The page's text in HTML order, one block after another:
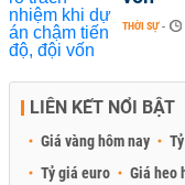
THỜI SỰ -
LIÊN KẾT NỔI BẬT
Giá vàng hôm nay
Tỷ giá euro
Giá heo